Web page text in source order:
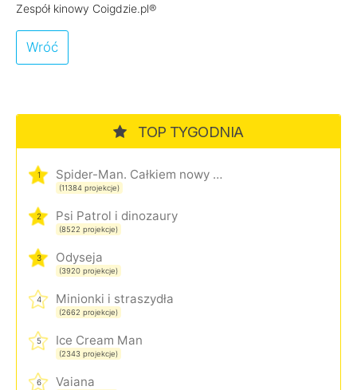
Zespół kinowy Coigdzie.pl®
Wróć
TOP TYGODNIA
1 Spider-Man. Całkiem nowy dzień
(11384 projekcje)
2 Psi Patrol i dinozaury
(8522 projekcje)
3 Odyseja
(3920 projekcje)
4 Minionki i straszydła
(2662 projekcje)
5 Ice Cream Man
(2343 projekcje)
6 Vaiana